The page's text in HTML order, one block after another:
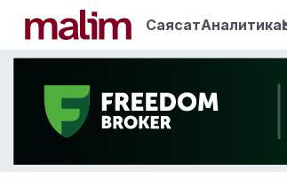
СаясатАналитика